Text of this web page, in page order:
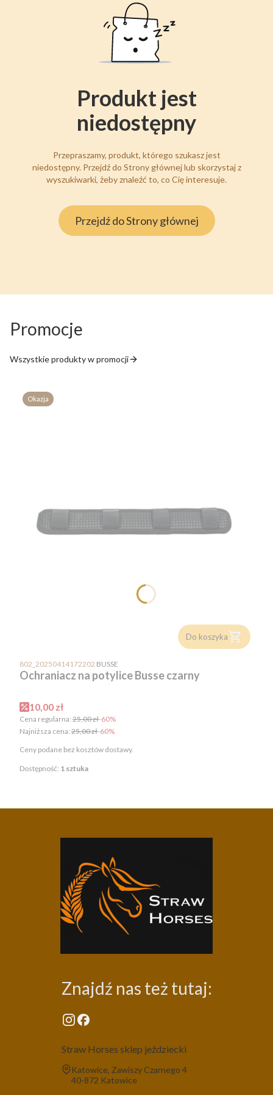
Produkt jest
niedostępny
Przepraszamy, produkt, którego szukasz jest
niedostępny. Przejdź do Strony głównej lub skorzystaj z
wyszukiwarki, żeby znaleźć to, co Cię interesuje.
Przejdź do Strony głównej
Promocje
Wszystkie produkty w promocji
Okazja
Do koszyka
802_20250414172202 PRODUCENT
BUSSE
Ochraniacz na potylice Busse czarny
Cena promocyjna
10,00 zł
Cena regularna: 25,00 zł-60%
Najniższa cena: 25,00 zł-60%
Ceny podane bez kosztów dostawy.
Dostępność: 1 sztuka
Znajdź nas też tutaj:
Straw Horses sklep jeździecki
Adres:
Katowice, Zawiszy Czarnego 4
40-872 Katowice